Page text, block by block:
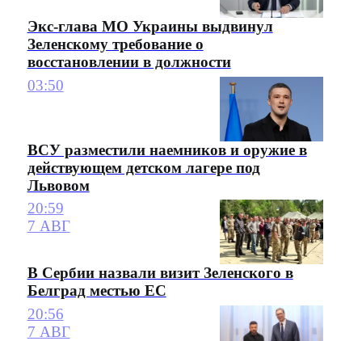
Экс-глава МО Украины выдвинул
Зеленскому требование о
восстановлении в должности
03:50
ВСУ разместили наемников и оружие в
действующем детском лагере под
Львовом
20:59
7 АВГ
В Сербии назвали визит Зеленского в
Белград местью ЕС
20:56
7 АВГ